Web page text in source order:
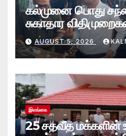
கல்முனை பொது
சுகாதார
மீது சட்ட நடவடிக்கை!
AUGUST 5, 2026
இலங்கை
25 சதவீத மக்களின்